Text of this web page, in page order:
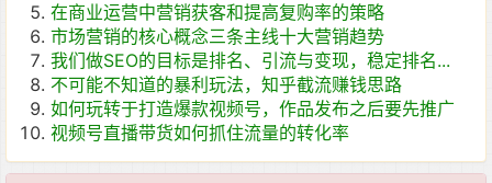
在商业运营中营销获客和提高复购率的策略
市场营销的核心概念三条主线十大营销趋势
我们做SEO的目标是排名、引流与变现，稳定排名...
不可能不知道的暴利玩法，知乎截流赚钱思路
如何玩转于打造爆款视频号，作品发布之后要先推广
视频号直播带货如何抓住流量的转化率